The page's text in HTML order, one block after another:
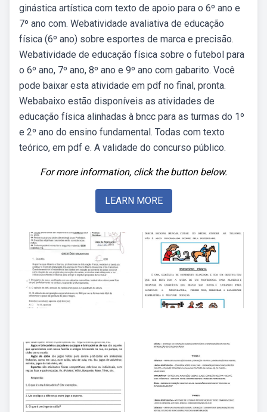
ginástica artística com texto de apoio para o 6º ano e
7º ano com. Webatividade avaliativa de educação
física (6º ano) sobre esportes de marca e precisão.
Webatividade de educação física sobre o futebol para
o 6º ano, 7º ano, 8º ano e 9º ano com gabarito. Você
pode baixar esta atividade em pdf no final, pronta.
Webabaixo estão disponíveis as atividades de
educação física alinhadas à bncc para as turmas do 1º
e 2º ano do ensino fundamental. Todas com texto
teórico, em pdf e. A validade do concurso público.
For more information, click the button below.
LEARN MORE